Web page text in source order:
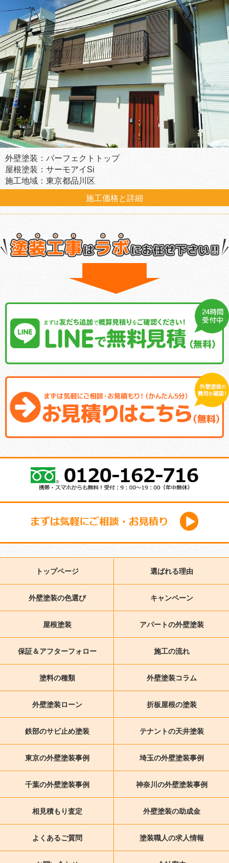
外壁塗装：パーフェクトトップ
屋根塗装：サーモアイSi
施工地域：東京都品川区
施工価格と詳細
トップページ 選ばれる理由
外壁塗装の色選び キャンペーン
屋根塗装 アパートの外壁塗装
保証＆アフターフォロー 施工の流れ
塗料の種類 外壁塗装コラム
外壁塗装ローン 折板屋根の塗装
鉄部のサビ止め塗装 テナントの天井塗装
東京の外壁塗装事例 埼玉の外壁塗装事例
千葉の外壁塗装事例 神奈川の外壁塗装事例
相見積もり査定 外壁塗装の助成金
よくあるご質問 塗装職人の求人情報